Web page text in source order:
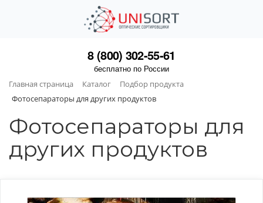
8 (800) 302-55-61
бесплатно по России
Главная страница Каталог
Подбор продукта
Фотосепараторы для других продуктов
Фотосепараторы для
других продуктов